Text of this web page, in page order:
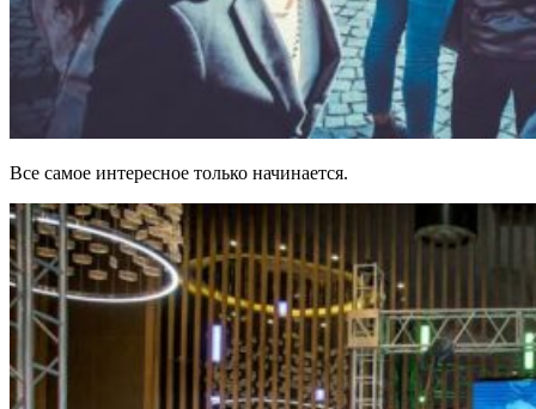
Все самое интересное только начинается.